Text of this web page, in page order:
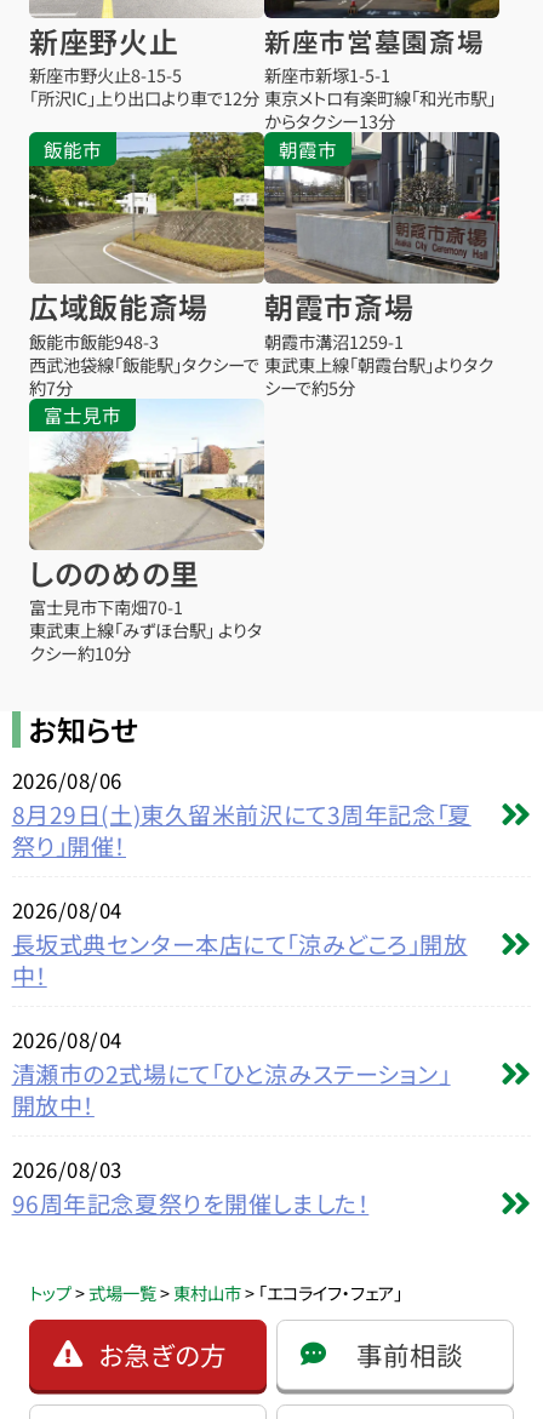
新座野火止
新座市野火止8-15-5
「所沢IC」上り出口より車で12分
新座市営墓園斎場
新座市新塚1-5-1
東京メトロ有楽町線「和光市駅」
からタクシー13分
飯能市
広域飯能斎場
飯能市飯能948-3
西武池袋線「飯能駅」タクシーで
約7分
朝霞市
朝霞市斎場
朝霞市溝沼1259-1
東武東上線「朝霞台駅」よりタク
シーで約5分
富士見市
しののめの里
富士見市下南畑70-1
東武東上線「みずほ台駅」 よりタ
クシー約10分
お知らせ
2026/08/06
8月29日(土)東久留米前沢にて3周年記念「夏
祭り」開催！
2026/08/04
長坂式典センター本店にて「涼みどころ」開放
中！
2026/08/04
清瀬市の2式場にて「ひと涼みステーション」
開放中！
2026/08/03
96周年記念夏祭りを開催しました！
トップ>式場一覧>東村山市> 「エコライフ・フェア」
お急ぎの方 事前相談